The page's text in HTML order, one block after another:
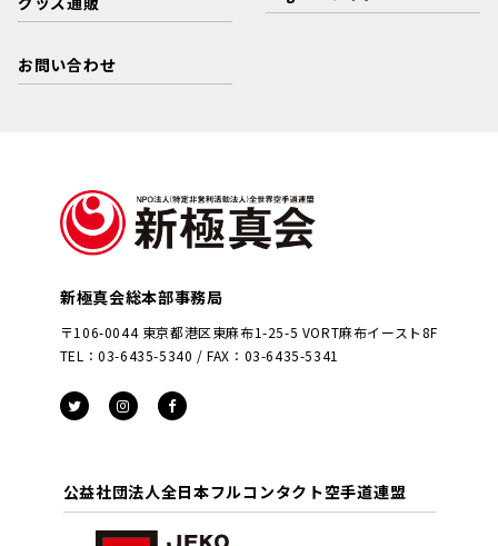
お問い合わせ
新極真会総本部事務局
〒106-0044 東京都港区東麻布1-25-5 VORT麻布イースト8F
TEL：03-6435-5340 / FAX：03-6435-5341
公益社団法人全日本フルコンタクト空手道連盟